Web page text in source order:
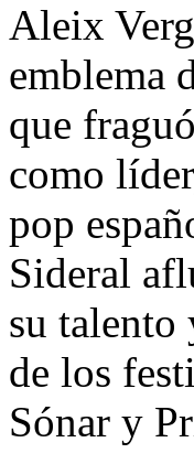
Aleix
emblema
que
como
pop
Sideral
su talento
de los
Sónar y